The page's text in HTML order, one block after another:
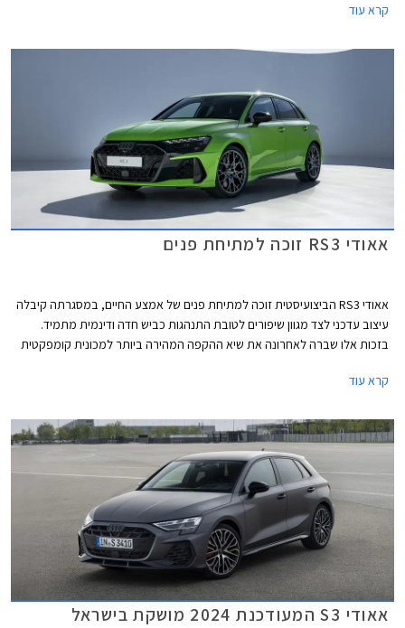
קרא עוד
אאודי RS3 זוכה למתיחת פנים
אאודי RS3 הביצועיסטית זוכה למתיחת פנים של אמצע החיים, במסגרתה קיבלה
עיצוב עדכני לצד מגוון שיפורים לטובת התנהגות כביש חדה ודינמית מתמיד.
בזכות אלו שברה לאחרונה את שיא ההקפה המהירה ביותר למכונית קומפקטית
קרא עוד
אאודי S3 המעודכנת 2024 מושקת בישראל